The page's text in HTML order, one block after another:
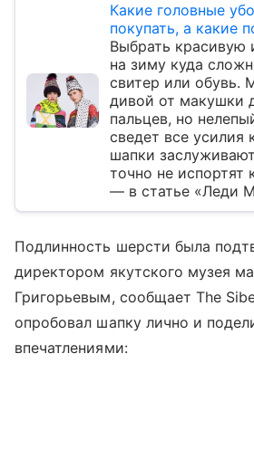
Какие головные
покупать, а какие
Выбрать красивую
на зиму куда
свитер или обувь.
дивой от макушки
пальцев, но
сведет все усилия
шапки
точно не испортят
— в статье «Леди
Подлинность шерсти была
директором якутского музея
Григорьевым, сообщает The
опробовал шапку лично и
впечатлениями: